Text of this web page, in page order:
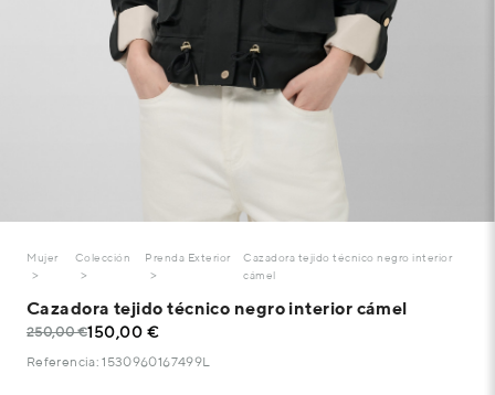
Mujer Colección Prenda Exterior
Cazadora tejido técnico negro interior
cámel
Cazadora tejido técnico negro interior cámel
250,00 €150,00 €
Referencia: 1530960167499L